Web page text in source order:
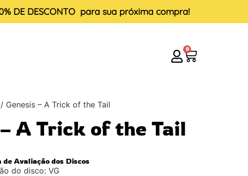
DE DESCONTO para sua próxima compra!
0
/ Genesis – A Trick of the Tail
A Trick of the Tail
Avaliação dos Discos
do disco: VG